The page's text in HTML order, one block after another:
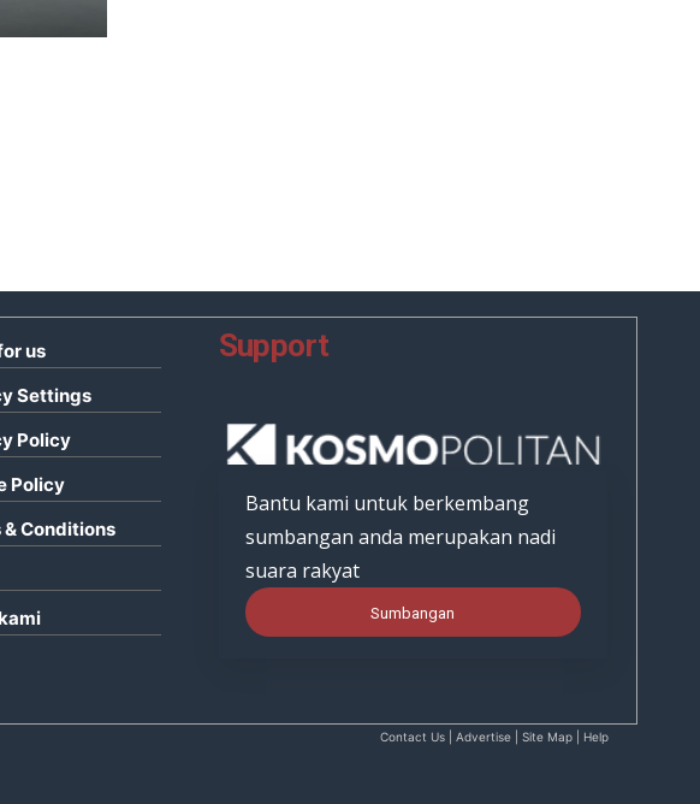
us
Settings
Policy
Policy
& Conditions
Support
Bantu kami untuk berkembang
sumbangan anda merupakan nadi
suara rakyat
Sumbangan
Contact Us | Advertise | Site Map | Help